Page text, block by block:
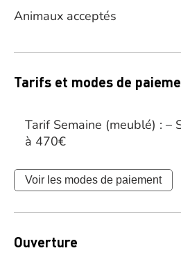
Animaux acceptés
Tarifs et modes de
Tarif Semaine (meublé) : –
à 470€
Voir les modes de paiement
Ouverture